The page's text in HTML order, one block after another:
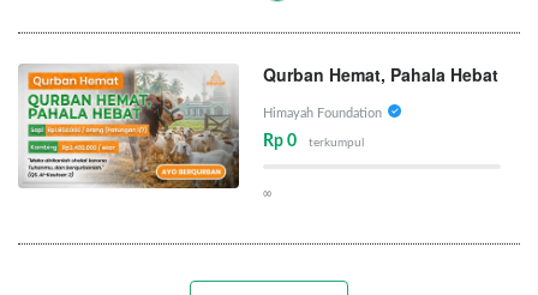
Qurban Hemat, Pahala Hebat
Himayah Foundation
Rp 0 terkumpul
∞